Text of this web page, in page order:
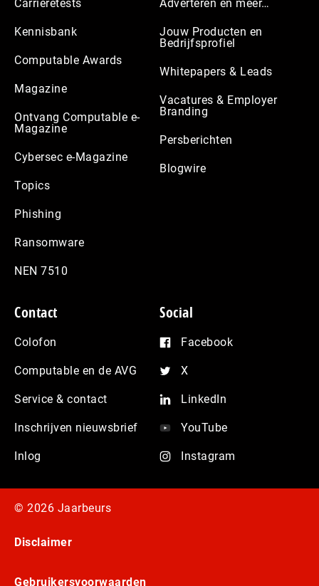
Carrièretests
Kennisbank
Computable Awards
Magazine
Ontvang Computable e-
Magazine
Cybersec e-Magazine
Topics
Phishing
Ransomware
NEN 7510
Adverteren en meer…
Jouw Producten en
Bedrijfsprofiel
Whitepapers & Leads
Vacatures & Employer
Branding
Persberichten
Blogwire
Contact
Colofon
Computable en de AVG
Service & contact
Inschrijven nieuwsbrief
Inlog
Social
Facebook
X
LinkedIn
YouTube
Instagram
© 2026 Jaarbeurs
Disclaimer
Gebruikersvoorwaarden